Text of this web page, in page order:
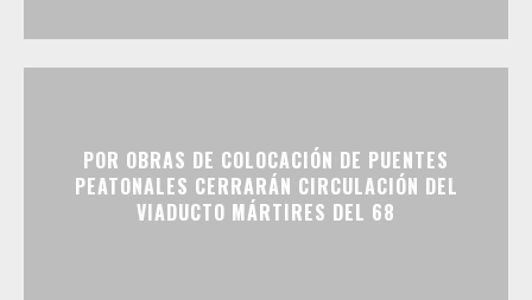
POR OBRAS DE COLOCACIÓN DE PUENTES
PEATONALES CERRARÁN CIRCULACIÓN DEL
VIADUCTO MÁRTIRES DEL 68